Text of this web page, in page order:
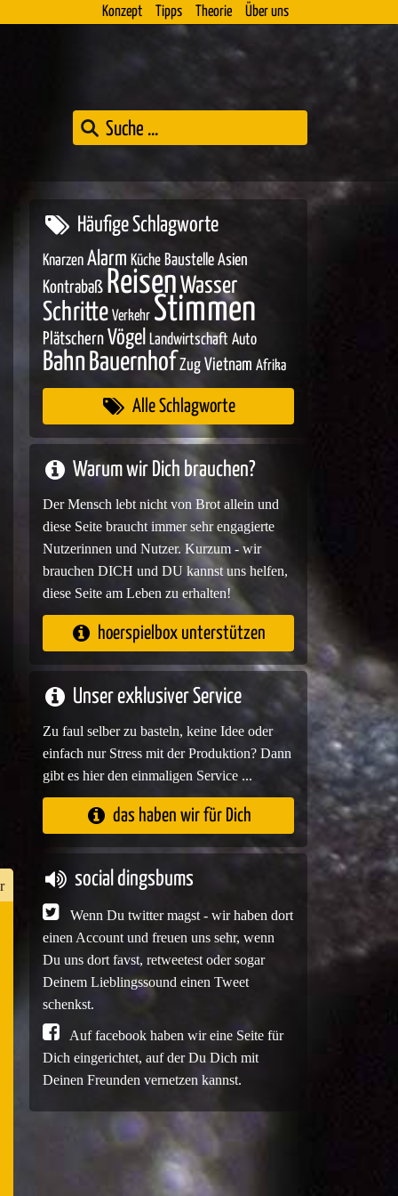
Konzept Tipps Theorie Über uns
Häufige Schlagworte
Knarzen Alarm Küche Baustelle Asien
Kontrabaß ReisenWasser
Schritte Verkehr Stimmen
Plätschern Vögel Landwirtschaft Auto
Bahn Bauernhof Zug Vietnam Afrika
Alle Schlagworte
Warum wir Dich brauchen?
Der Mensch lebt nicht von Brot allein und
diese Seite braucht immer sehr engagierte
Nutzerinnen und Nutzer. Kurzum - wir
brauchen DICH und DU kannst uns helfen,
diese Seite am Leben zu erhalten!
hoerspielbox unterstützen
Unser exklusiver Service
Zu faul selber zu basteln, keine Idee oder
einfach nur Stress mit der Produktion? Dann
gibt es hier den einmaligen Service ...
das haben wir für Dich
social dingsbums
Wenn Du twitter magst - wir haben dort
einen Account und freuen uns sehr, wenn
Du uns dort favst, retweetest oder sogar
Deinem Lieblingssound einen Tweet
schenkst.
Auf facebook haben wir eine Seite für
Dich eingerichtet, auf der Du Dich mit
Deinen Freunden vernetzen kannst.